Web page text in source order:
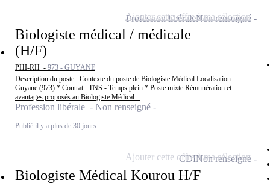
Biologiste médical / médicale
(H/F)
PHI-RH - 973 - GUYANE
Description du poste : Contexte du poste de Biologiste Médical Localisation :
Guyane (973) * Contrat : TNS - Temps plein * Poste mixte Rémunération et
avantages proposés au Biologiste Médical...
Profession libérale - Non renseigné
Publié il y a plus de 30 jours
Profession libéraleNon renseigné
Ajouter cette offre à ma sélection
Biologiste Médical Kourou H/F
CDINon renseigné
Ajouter cette offre à ma sélection